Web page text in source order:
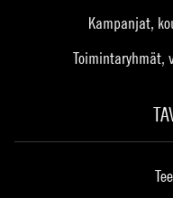
Kampanjat,
Toimintaryhmät,